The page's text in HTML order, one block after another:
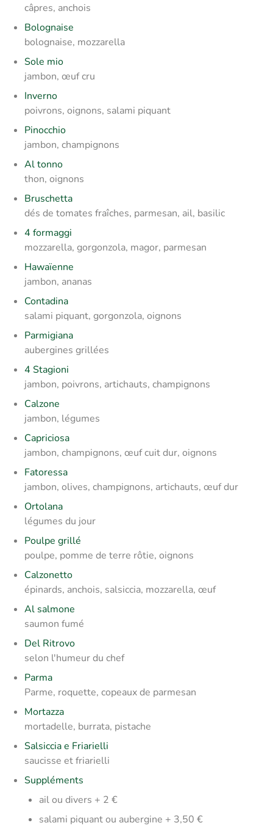
câpres, anchois
Bolognaise
bolognaise, mozzarella
Sole mio
jambon, œuf cru
Inverno
poivrons, oignons, salami piquant
Pinocchio
jambon, champignons
Al tonno
thon, oignons
Bruschetta
dés de tomates fraîches, parmesan, ail, basilic
4 formaggi
mozzarella, gorgonzola, magor, parmesan
Hawaïenne
jambon, ananas
Contadina
salami piquant, gorgonzola, oignons
Parmigiana
aubergines grillées
4 Stagioni
jambon, poivrons, artichauts, champignons
Calzone
jambon, légumes
Capriciosa
jambon, champignons, œuf cuit dur, oignons
Fatoressa
jambon, olives, champignons, artichauts, œuf dur
Ortolana
légumes du jour
Poulpe grillé
poulpe, pomme de terre rôtie, oignons
Calzonetto
épinards, anchois, salsiccia, mozzarella, œuf
Al salmone
saumon fumé
Del Ritrovo
selon l'humeur du chef
Parma
Parme, roquette, copeaux de parmesan
Mortazza
mortadelle, burrata, pistache
Salsiccia e Friarielli
saucisse et friarielli
Suppléments
ail ou divers + 2 €
salami piquant ou aubergine + 3,50 €